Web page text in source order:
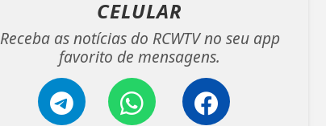
CELULAR
Receba as notícias do RCWTV no seu app
favorito de mensagens.